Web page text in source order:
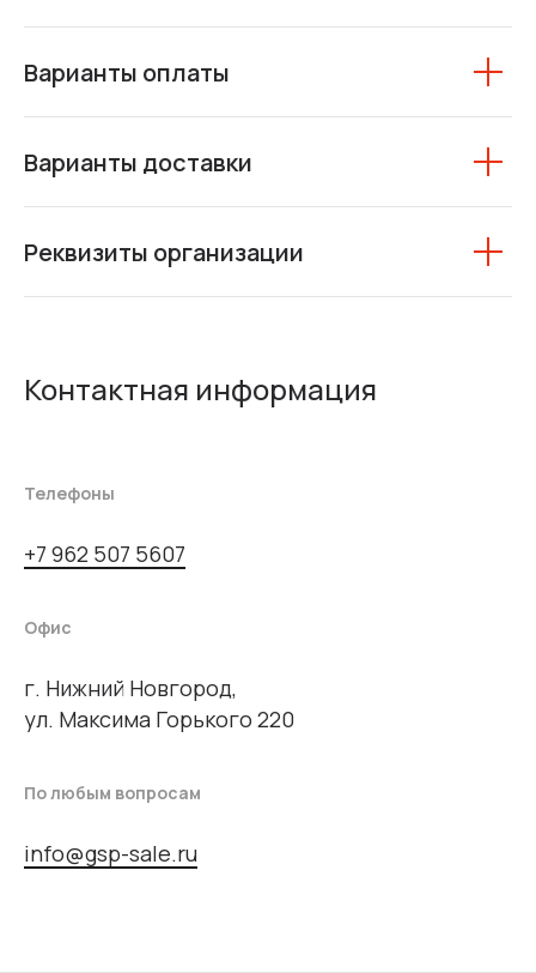
Варианты оплаты
Варианты доставки
Реквизиты организации
Контактная информация
Телефоны
+7 962 507 5607
Офис
г. Нижний Новгород,
ул. Максима Горького 220
По любым вопросам
info@gsp-sale.ru